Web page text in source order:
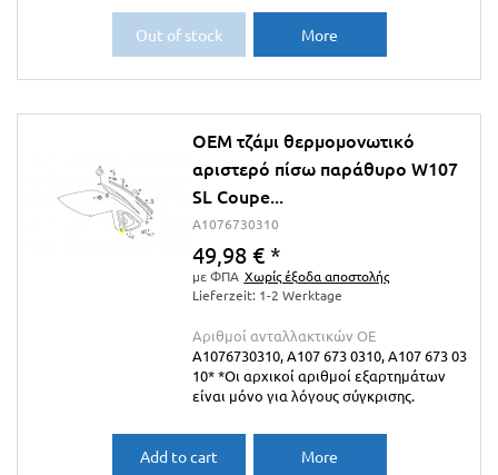
Out of stock More
OEM τζάμι θερμομονωτικό
αριστερό πίσω παράθυρο W107
SL Coupe...
A1076730310
49,98 € *
με ΦΠΑ Χωρίς έξοδα αποστολής
Lieferzeit: 1-2 Werktage
Αριθμοί ανταλλακτικών ΟΕ
A1076730310, A107 673 0310, A107 673 03
10* *Οι αρχικοί αριθμοί εξαρτημάτων
είναι μόνο για λόγους σύγκρισης.
Add to cart More